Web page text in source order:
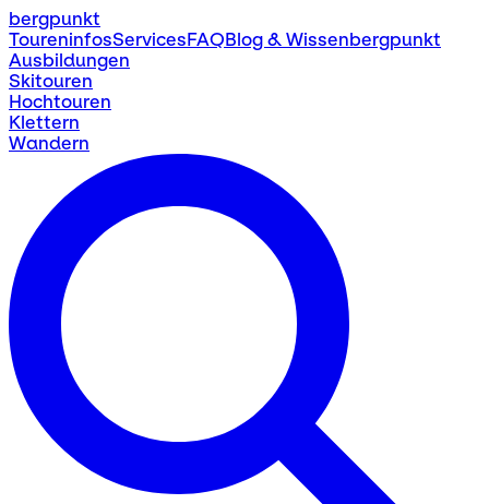
bergpunkt
ToureninfosServicesFAQBlog & Wissenbergpunkt
Ausbildungen
Skitouren
Hochtouren
Klettern
Wandern